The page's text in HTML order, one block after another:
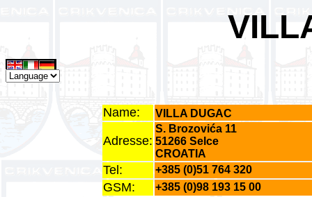
Name: VILLA DUGAC
Adresse:
S. Brozovića 11
51266 Selce
CROATIA
Tel: +385 (0)51 764 320
GSM: +385 (0)98 193 15 00